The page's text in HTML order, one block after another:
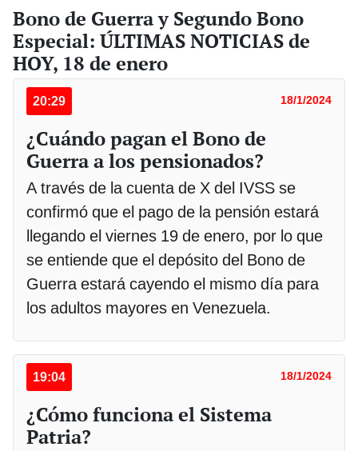
Bono de Guerra y Segundo Bono
Especial: ÚLTIMAS NOTICIAS de
HOY, 18 de enero
20:29 18/1/2024
¿Cuándo pagan el Bono de
Guerra a los pensionados?
A través de la cuenta de X del IVSS se
confirmó que el pago de la pensión estará
llegando el viernes 19 de enero, por lo que
se entiende que el depósito del Bono de
Guerra estará cayendo el mismo día para
los adultos mayores en Venezuela.
19:04 18/1/2024
¿Cómo funciona el Sistema
Patria?